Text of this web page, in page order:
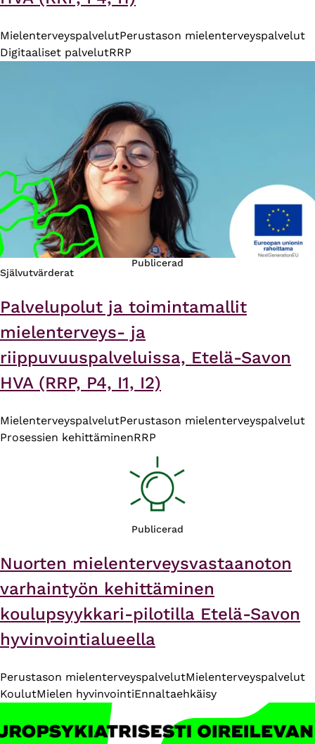
MielenterveyspalvelutPerustason mielenterveyspalvelut
Digitaaliset palvelutRRP
Publicerad
Självutvärderat
Palvelupolut ja toimintamallit
mielenterveys- ja
riippuvuuspalveluissa, Etelä-Savon
HVA (RRP, P4, I1, I2)
MielenterveyspalvelutPerustason mielenterveyspalvelut
Prosessien kehittäminenRRP
Publicerad
Nuorten mielenterveysvastaanoton
varhaintyön kehittäminen
koulupsyykkari-pilotilla Etelä-Savon
hyvinvointialueella
Perustason mielenterveyspalvelutMielenterveyspalvelut
KoulutMielen hyvinvointiEnnaltaehkäisy